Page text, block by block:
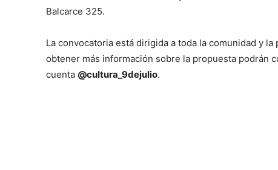
Balcarce 325.
La convocatoria está dirigida a toda la comunidad y
obtener más información sobre la propuesta podrán
cuenta @cultura_9dejulio.